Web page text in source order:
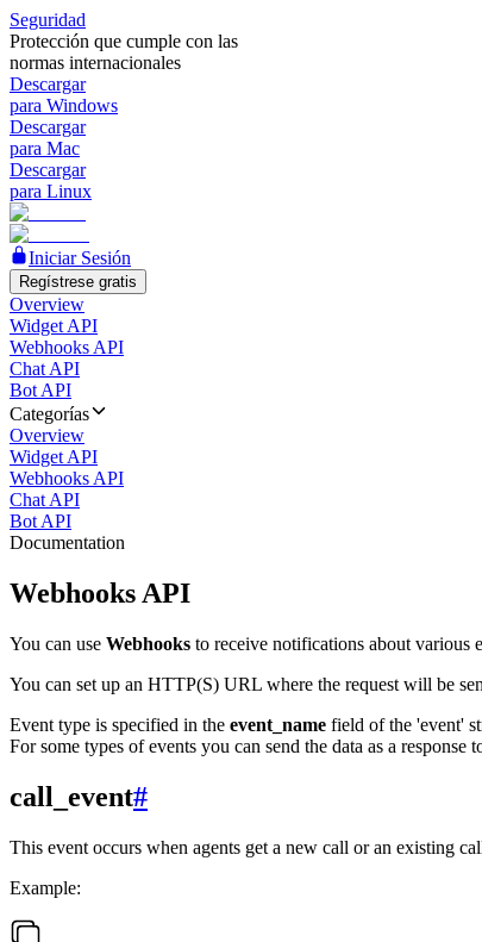
Seguridad
Protección que cumple con las
normas internacionales
Descargar
para Windows
Descargar
para Mac
Descargar
para Linux
Iniciar Sesión
Regístrese gratis
Overview
Widget API
Webhooks API
Chat API
Bot API
Categorías
Overview
Widget API
Webhooks API
Chat API
Bot API
Documentation
Webhooks API
You can use Webhooks to receive notifications about various
You can set up an HTTP(S) URL where the request will be
Event type is specified in the event_name field of the 'event'
For some types of events you can send the data as a
call_event#
This event occurs when agents get a new call or an existing
Example: